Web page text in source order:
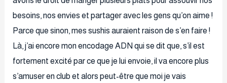
besoins, nos envies et partager avec les gens qu’on aime !
Parce que sinon, mes sushis auraient raison de s’en faire !
Là, j’ai encore mon encodage ADN qui se dit que, s’il est
fortement excité par ce que je lui envoie, il va encore plus
s’amuser en club et alors peut-être que moi je vais